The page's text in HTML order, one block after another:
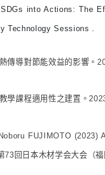
into Actions: The
Technology Sessions .
傳導對節能效益的影響。
課程適用性之建置。
FUJIMOTO
回日本木材学会大会（福